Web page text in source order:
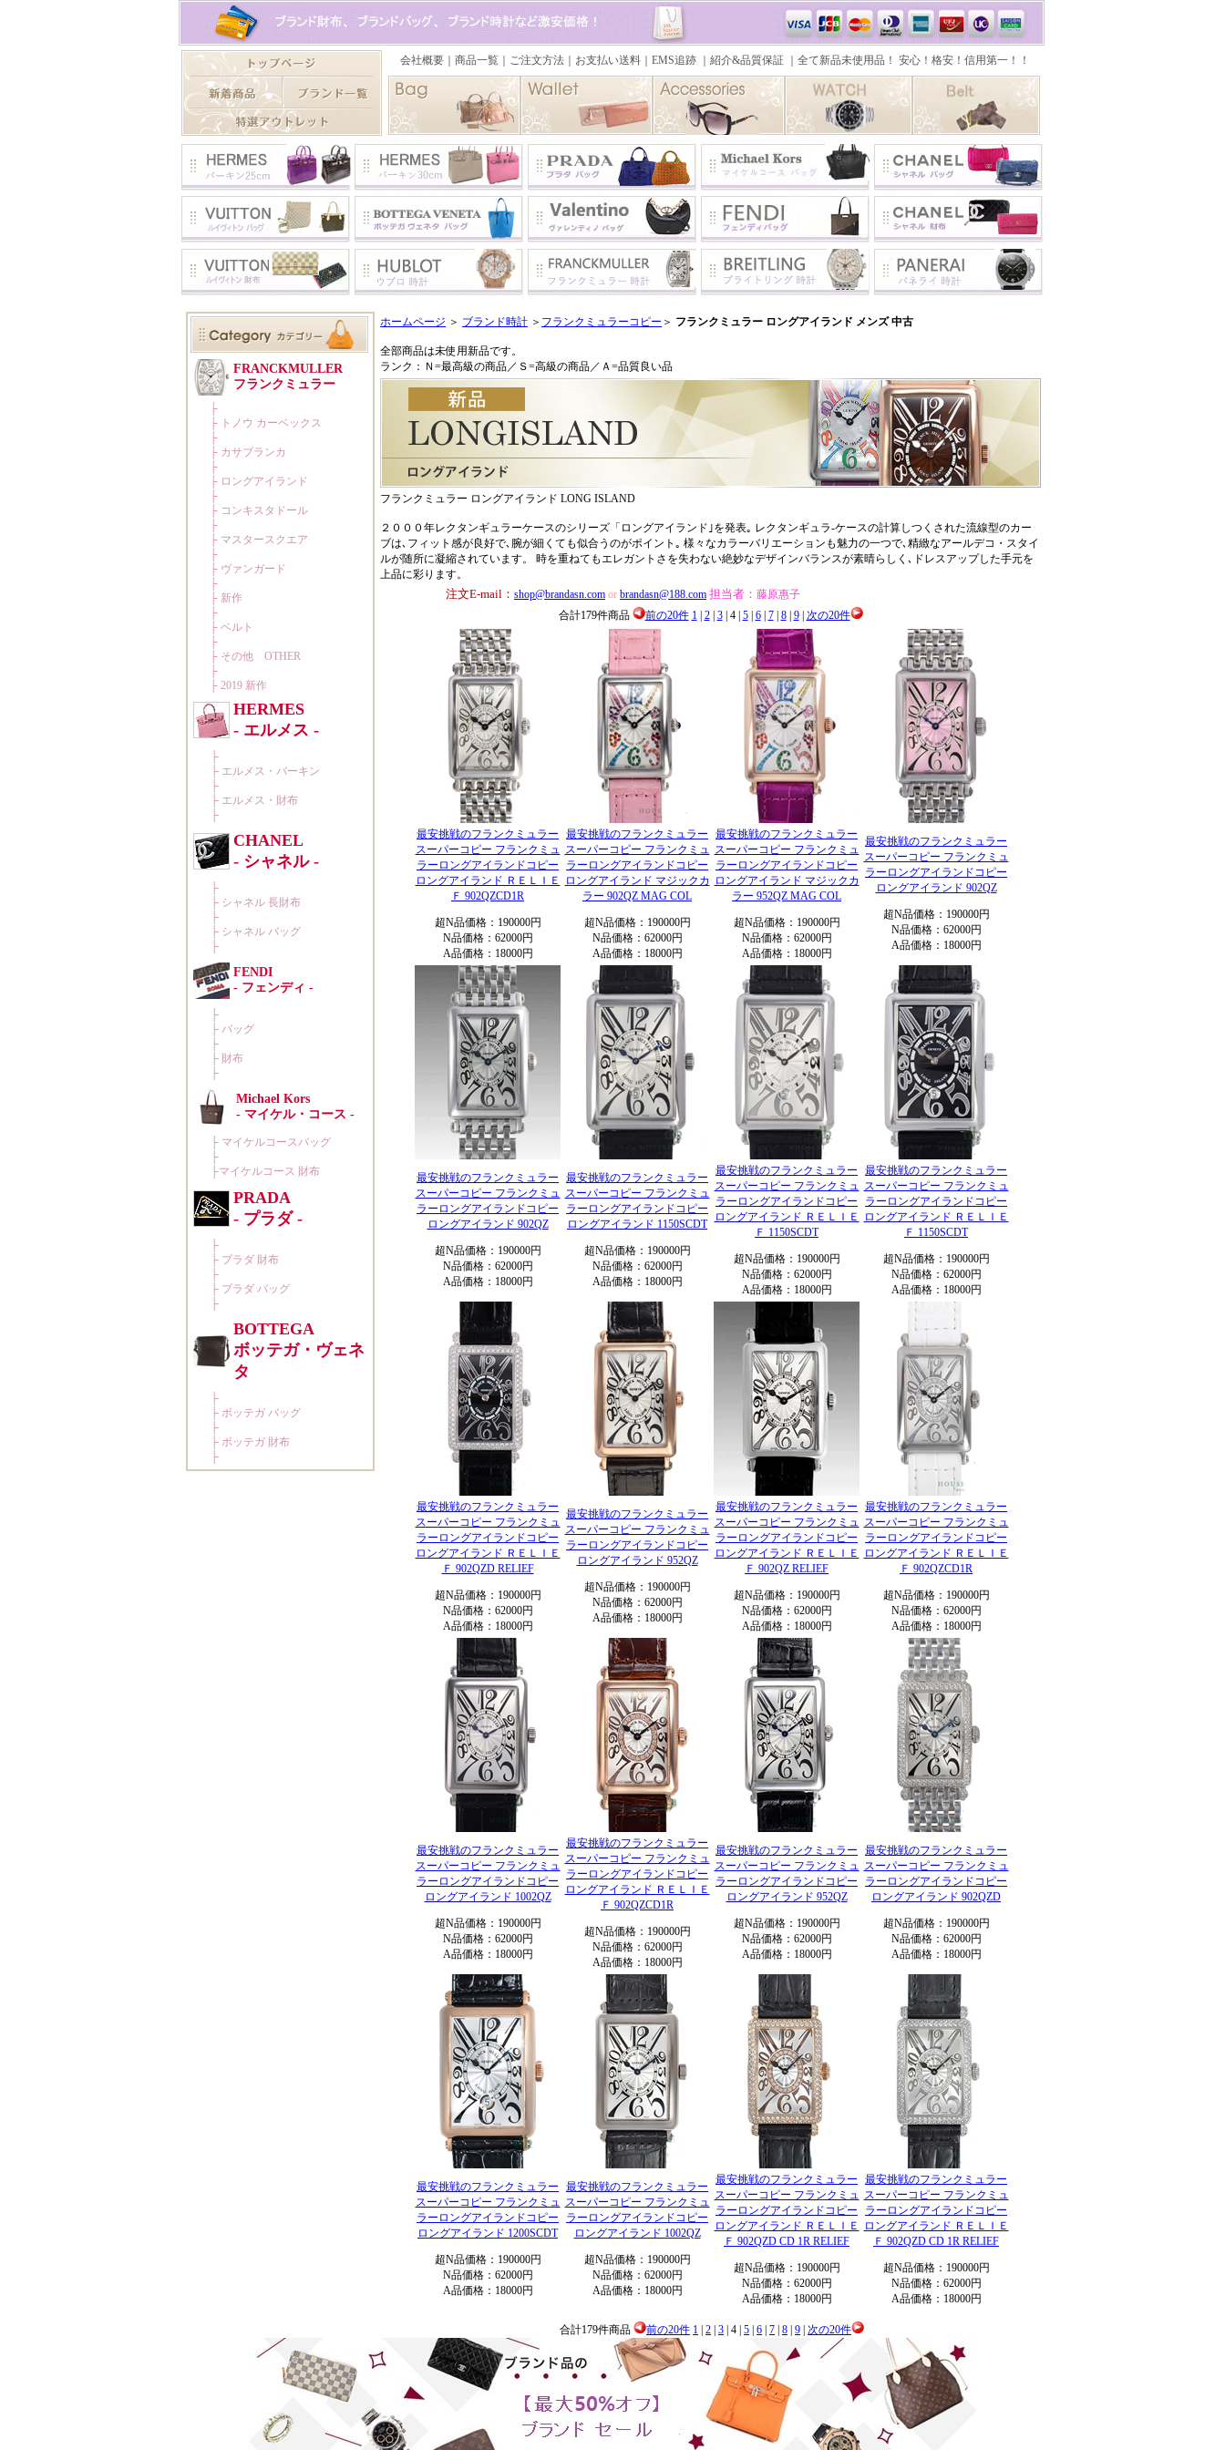
ホームページ ＞ ブランド時計 ＞ フランクミュラーコピー ＞ フランクミュラー ロングアイランド メンズ 中古
全部商品は未使用新品です。
ランク：Ｎ=最高級の商品／Ｓ=高級の商品／Ａ=品質良い品
フランクミュラー ロングアイランド LONG ISLAND
２０００年レクタンギュラーケースのシリーズ「ロングアイランド｣を発表｡ レクタンギュラ-ケースの計算しつくされた流線型のカー
ブは､フィット感が良好で､腕が細くても似合うのがポイント｡ 様々なカラーバリエーションも魅力の一つで､精緻なアールデコ・スタイ
ルが随所に凝縮されています。 時を重ねてもエレガントさを失わない絶妙なデザインバランスが素晴らしく､ドレスアップした手元を
上品に彩ります。
注文E-mail： shop@brandasn.com or brandasn@188.com 担当者： 藤原惠子
合計179件商品
前の20件 1| 2| 3| 4 | 5| 6| 7| 8| 9| 次の20件
最安挑戦のフランクミュラー
スーパーコピー フランクミュ
ラーロングアイランドコピー
ロングアイランド ＲＥＬＩＥ
Ｆ 902QZCD1R
超N品価格：190000円
N品価格：62000円
A品価格：18000円
最安挑戦のフランクミュラー
スーパーコピー フランクミュ
ラーロングアイランドコピー
ロングアイランド マジックカ
ラー 902QZ MAG COL
超N品価格：190000円
N品価格：62000円
A品価格：18000円
最安挑戦のフランクミュラー
スーパーコピー フランクミュ
ラーロングアイランドコピー
ロングアイランド マジックカ
ラー 952QZ MAG COL
超N品価格：190000円
N品価格：62000円
A品価格：18000円
最安挑戦のフランクミュラー
スーパーコピー フランクミュ
ラーロングアイランドコピー
ロングアイランド 902QZ
超N品価格：190000円
N品価格：62000円
A品価格：18000円
最安挑戦のフランクミュラー
スーパーコピー フランクミュ
ラーロングアイランドコピー
ロングアイランド 902QZ
超N品価格：190000円
N品価格：62000円
A品価格：18000円
最安挑戦のフランクミュラー
スーパーコピー フランクミュ
ラーロングアイランドコピー
ロングアイランド 1150SCDT
超N品価格：190000円
N品価格：62000円
A品価格：18000円
最安挑戦のフランクミュラー
スーパーコピー フランクミュ
ラーロングアイランドコピー
ロングアイランド ＲＥＬＩＥ
Ｆ 1150SCDT
超N品価格：190000円
N品価格：62000円
A品価格：18000円
最安挑戦のフランクミュラー
スーパーコピー フランクミュ
ラーロングアイランドコピー
ロングアイランド ＲＥＬＩＥ
Ｆ 1150SCDT
超N品価格：190000円
N品価格：62000円
A品価格：18000円
最安挑戦のフランクミュラー
スーパーコピー フランクミュ
ラーロングアイランドコピー
ロングアイランド ＲＥＬＩＥ
Ｆ 902QZD RELIEF
超N品価格：190000円
N品価格：62000円
A品価格：18000円
最安挑戦のフランクミュラー
スーパーコピー フランクミュ
ラーロングアイランドコピー
ロングアイランド 952QZ
超N品価格：190000円
N品価格：62000円
A品価格：18000円
最安挑戦のフランクミュラー
スーパーコピー フランクミュ
ラーロングアイランドコピー
ロングアイランド ＲＥＬＩＥ
Ｆ 902QZ RELIEF
超N品価格：190000円
N品価格：62000円
A品価格：18000円
最安挑戦のフランクミュラー
スーパーコピー フランクミュ
ラーロングアイランドコピー
ロングアイランド ＲＥＬＩＥ
Ｆ 902QZCD1R
超N品価格：190000円
N品価格：62000円
A品価格：18000円
最安挑戦のフランクミュラー
スーパーコピー フランクミュ
ラーロングアイランドコピー
ロングアイランド 1002QZ
超N品価格：190000円
N品価格：62000円
A品価格：18000円
最安挑戦のフランクミュラー
スーパーコピー フランクミュ
ラーロングアイランドコピー
ロングアイランド ＲＥＬＩＥ
Ｆ 902QZCD1R
超N品価格：190000円
N品価格：62000円
A品価格：18000円
最安挑戦のフランクミュラー
スーパーコピー フランクミュ
ラーロングアイランドコピー
ロングアイランド 952QZ
超N品価格：190000円
N品価格：62000円
A品価格：18000円
最安挑戦のフランクミュラー
スーパーコピー フランクミュ
ラーロングアイランドコピー
ロングアイランド 902QZD
超N品価格：190000円
N品価格：62000円
A品価格：18000円
最安挑戦のフランクミュラー
スーパーコピー フランクミュ
ラーロングアイランドコピー
ロングアイランド 1200SCDT
超N品価格：190000円
N品価格：62000円
A品価格：18000円
最安挑戦のフランクミュラー
スーパーコピー フランクミュ
ラーロングアイランドコピー
ロングアイランド 1002QZ
超N品価格：190000円
N品価格：62000円
A品価格：18000円
最安挑戦のフランクミュラー
スーパーコピー フランクミュ
ラーロングアイランドコピー
ロングアイランド ＲＥＬＩＥ
Ｆ 902QZD CD 1R RELIEF
超N品価格：190000円
N品価格：62000円
A品価格：18000円
最安挑戦のフランクミュラー
スーパーコピー フランクミュ
ラーロングアイランドコピー
ロングアイランド ＲＥＬＩＥ
Ｆ 902QZD CD 1R RELIEF
超N品価格：190000円
N品価格：62000円
A品価格：18000円
合計179件商品 前の20件 1 2 3 | 4 | 5 6 7 8 9 次の20件